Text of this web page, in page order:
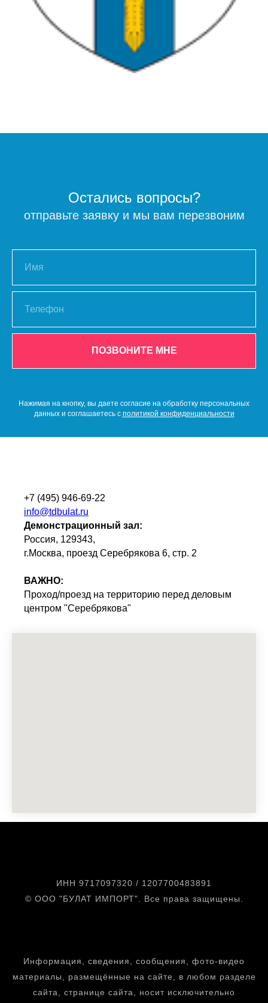
Остались вопросы?
отправьте заявку и мы вам перезвоним
ПОЗВОНИТЕ МНЕ
Нажимая на кнопку, вы даете согласие на обработку персональных
данных и соглашаетесь c политикой конфиденциальности
+7 (495) 946-69-22
info@tdbulat.ru
Демонстрационный зал:
Россия, 129343,
г.Москва, проезд Серебрякова 6, стр. 2
ВАЖНО:
Проход/проезд на территорию перед деловым
центром "Серебрякова"
ИНН 9717097320 / 1207700483891
© ООО "БУЛАТ ИМПОРТ". Все права защищены.
Информация, сведения, сообщения, фото-видео
материалы, размещённые на сайте, в любом разделе
сайта, странице сайта, носит исключительно